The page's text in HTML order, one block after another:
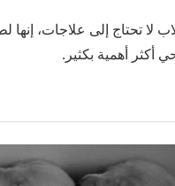
لا تحتاج إلى علاجات،
أكثر أهمية بكثير.